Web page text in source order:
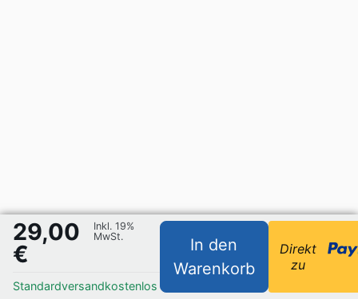
29,00
€
Inkl. 19%
MwSt.
Standardversandkostenlos
In den
Warenkorb
Direkt
zu